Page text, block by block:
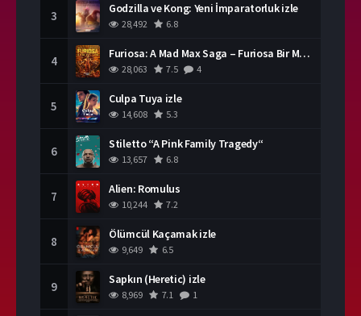
3 Godzilla ve Kong: Yeni İmparatorluk izle
28,492 6.8
4 Furiosa: A Mad Max Saga – Furiosa Bir Mad Max Destanı
28,063 7.5 4
5 Culpa Tuya izle
14,608 5.3
6 Stiletto “A Pink Family Tragedy“
13,657 6.8
7 Alien: Romulus
10,244 7.2
8 Ölümcül Kaçamak izle
9,649 6.5
9 Sapkın (Heretic) izle
8,969 7.1 1